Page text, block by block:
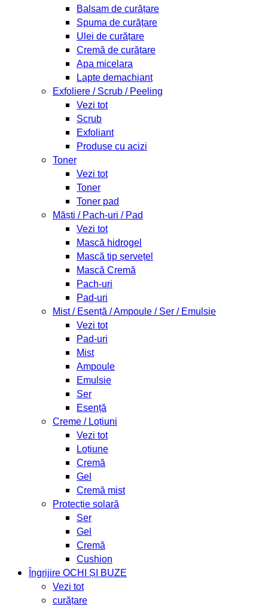
Balsam de curățare
Spuma de curățare
Ulei de curățare
Cremă de curățare
Apa micelara
Lapte demachiant
Exfoliere / Scrub / Peeling
Vezi tot
Scrub
Exfoliant
Produse cu acizi
Toner
Vezi tot
Toner
Toner pad
Măști / Pach-uri / Pad
Vezi tot
Mască hidrogel
Mască tip șervețel
Mască Cremă
Pach-uri
Pad-uri
Mist / Esență / Ampoule / Ser / Emulsie
Vezi tot
Pad-uri
Mist
Ampoule
Emulsie
Ser
Esență
Creme / Loțiuni
Vezi tot
Loțiune
Cremă
Gel
Cremă mist
Protecție solară
Ser
Gel
Cremă
Cushion
Îngrijire OCHI ȘI BUZE
Vezi tot
curățare